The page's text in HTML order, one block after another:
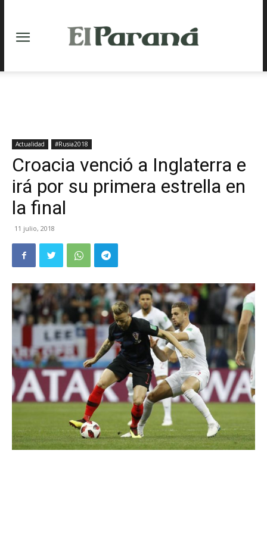
Actualidad #Rusia2018
Croacia venció a Inglaterra e
irá por su primera estrella en
la final
11 julio, 2018